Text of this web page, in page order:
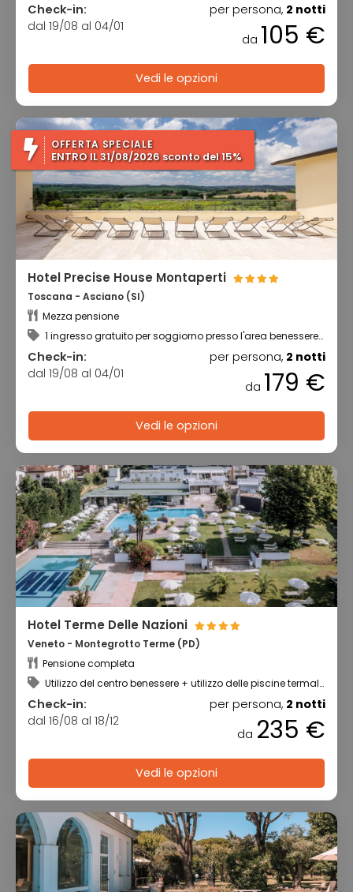
Check-in:
dal 19/08 al 04/01
per persona, 2 notti
da 105 €
Vedi le opzioni
OFFERTA SPECIALE
ENTRO IL 31/08/2026 sconto del 15%
Hotel Precise House Montaperti
Toscana - Asciano (SI)
Mezza pensione
1 ingresso gratuito per soggiorno presso l'area benessere
Check-in:
dal 19/08 al 04/01
per persona, 2 notti
da 179 €
Vedi le opzioni
Hotel Terme Delle Nazioni
Veneto - Montegrotto Terme (PD)
Pensione completa
Utilizzo del centro benessere + utilizzo delle piscine termali
Check-in:
dal 16/08 al 18/12
per persona, 2 notti
da 235 €
Vedi le opzioni